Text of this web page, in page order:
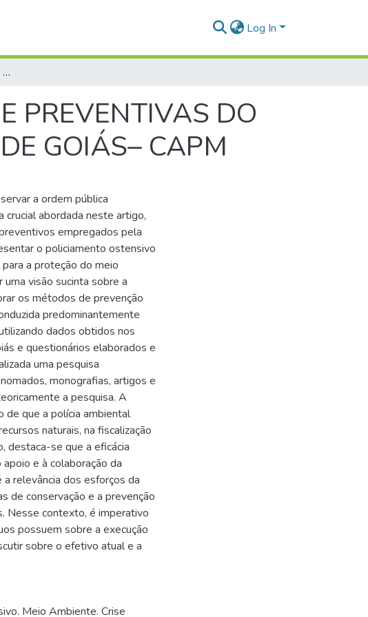
Log In
FORMAS DE ATUAÇÃO OSTENSIVAS E PREVENTIVAS DO BATALHÃO AMBIENTAL NO ESTADO DE GOIÁS– CAPM
PREVENTIVAS DO
GOIÁS– CAPM
a ordem pública
crucial abordada neste artigo,
empregados pela
o policiamento ostensivo
a proteção do meio
visão sucinta sobre a
os métodos de prevenção
predominantemente
dados obtidos nos
e questionários elaborados e
uma pesquisa
monografias, artigos e
a pesquisa. A
de que a polícia ambiental
naturais, na fiscalização
destaca-se que a eficácia
e à colaboração da
relevância dos esforços da
de conservação e a prevenção
Nesse contexto, é imperativo
possuem sobre a execução
sobre o efetivo atual e a
Meio Ambiente. Crise